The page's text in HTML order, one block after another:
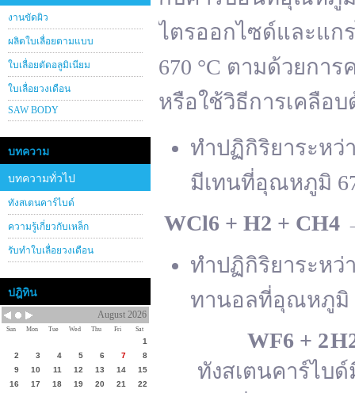
งานขัดผิว
ผลิตใบเลื่อยตามแบบ
ใบเลื่อยตัดอลูมิเนียม
ใบเลื่อยวงเดือน
SAW BODY
บทความ
บทความทั่วไป
ทังสเตนคาร์ไบด์
ความรู้เกี่ยวกับเหล็ก
รับทำใบเลื่อยวงเดือน
ปฎิทิน
August 2026
Sun Mon Tue Wed Thu Fri Sat
1
2
3 4 5 6 7
8
9
10 11 12 13 14
15
16
17 18 19 20 21
22
ไตรออกไซด์และแก
670 °C ตามด้วยกา
หรือใช้วิธีการเคลือบ
ทำปฏิกิริยาระหว่
มีเทนที่อุณหภูมิ
WCl6 + H2 + CH4
ทำปฏิกิริยาระหว่
ทานอลที่อุณหภูมิ
WF6 + 2 H
ทังสเตนคาร์ไบด์มี